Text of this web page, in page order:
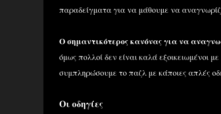
παραδείγματα για να μάθουμε να
Ο σημαντικότερος κανόνας για να
όμως πολλοί δεν είναι καλά εξοικειωμένοι
συμπληρώσουμε το παζλ με κάποιες απλές
Οι οδηγίες